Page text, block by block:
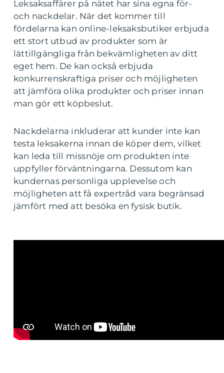
Leksaksaffärer på nätet har sina egna för-
och nackdelar. När det kommer till
fördelarna kan online-leksaksbutiker erbjuda
ett stort utbud av produkter som är
lättillgängliga från bekvämligheten av ditt
eget hem. De kan också erbjuda
konkurrenskraftiga priser och möjligheten
att jämföra olika produkter och priser innan
man gör ett köpbeslut.
Nackdelarna inkluderar att kunder inte kan
testa leksakerna innan de köper dem, vilket
kan leda till missnöje om produkten inte
uppfyller förväntningarna. Dessutom kan
kundernas personliga upplevelse och
möjligheten att få expertråd vara begränsad
jämfört med att besöka en fysisk butik.